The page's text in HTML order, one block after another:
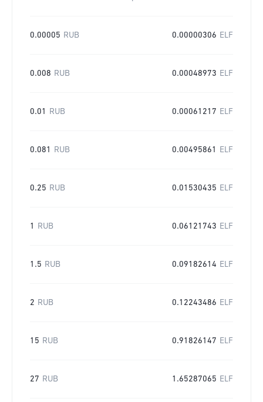
0.00005 RUB 0.00000306 ELF
0.008 RUB 0.00048973 ELF
0.01 RUB 0.00061217 ELF
0.081 RUB 0.00495861 ELF
0.25 RUB 0.01530435 ELF
1 RUB 0.06121743 ELF
1.5 RUB 0.09182614 ELF
2 RUB 0.12243486 ELF
15 RUB 0.91826147 ELF
27 RUB 1.65287065 ELF